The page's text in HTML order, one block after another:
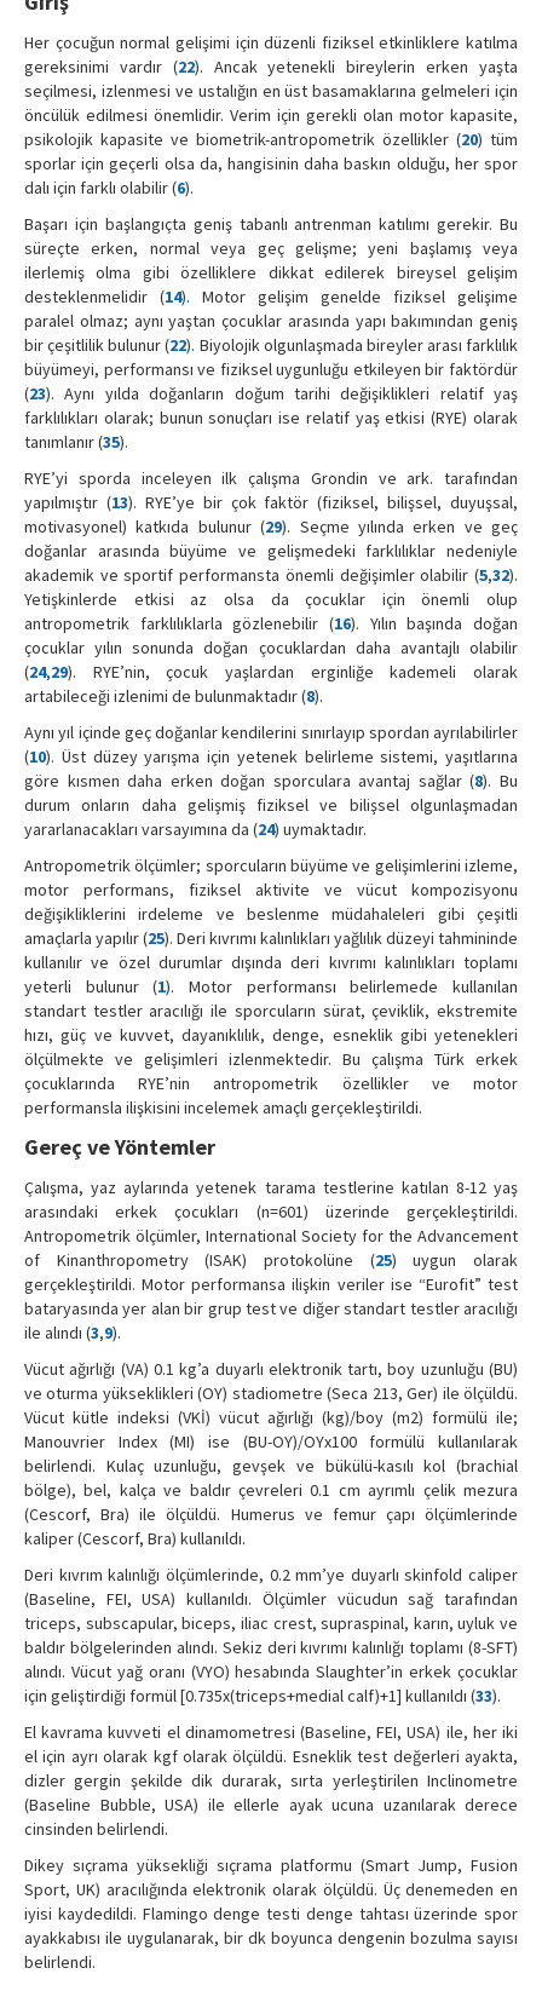
Her çocuğun normal gelişimi için düzenli fiziksel etkinliklere katılma
gereksinimi vardır (22). Ancak yetenekli bireylerin erken yaşta
seçilmesi, izlenmesi ve ustalığın en üst basamaklarına gelmeleri için
öncülük edilmesi önemlidir. Verim için gerekli olan motor kapasite,
psikolojik kapasite ve biometrik-antropometrik özellikler (20) tüm
sporlar için geçerli olsa da, hangisinin daha baskın olduğu, her spor
dalı için farklı olabilir (6).
Başarı için başlangıçta geniş tabanlı antrenman katılımı gerekir. Bu
süreçte erken, normal veya geç gelişme; yeni başlamış veya
ilerlemiş olma gibi özelliklere dikkat edilerek bireysel gelişim
desteklenmelidir (14). Motor gelişim genelde fiziksel gelişime
paralel olmaz; aynı yaştan çocuklar arasında yapı bakımından geniş
bir çeşitlilik bulunur (22). Biyolojik olgunlaşmada bireyler arası farklılık
büyümeyi, performansı ve fiziksel uygunluğu etkileyen bir faktördür
(23). Aynı yılda doğanların doğum tarihi değişiklikleri relatif yaş
farklılıkları olarak; bunun sonuçları ise relatif yaş etkisi (RYE) olarak
tanımlanır (35).
RYE’yi sporda inceleyen ilk çalışma Grondin ve ark. tarafından
yapılmıştır (13). RYE’ye bir çok faktör (fiziksel, bilişsel, duyuşsal,
motivasyonel) katkıda bulunur (29). Seçme yılında erken ve geç
doğanlar arasında büyüme ve gelişmedeki farklılıklar nedeniyle
akademik ve sportif performansta önemli değişimler olabilir (5,32).
Yetişkinlerde etkisi az olsa da çocuklar için önemli olup
antropometrik farklılıklarla gözlenebilir (16). Yılın başında doğan
çocuklar yılın sonunda doğan çocuklardan daha avantajlı olabilir
(24,29). RYE’nin, çocuk yaşlardan erginliğe kademeli olarak
artabileceği izlenimi de bulunmaktadır (8).
Aynı yıl içinde geç doğanlar kendilerini sınırlayıp spordan ayrılabilirler
(10). Üst düzey yarışma için yetenek belirleme sistemi, yaşıtlarına
göre kısmen daha erken doğan sporculara avantaj sağlar (8). Bu
durum onların daha gelişmiş fiziksel ve bilişsel olgunlaşmadan
yararlanacakları varsayımına da (24) uymaktadır.
Antropometrik ölçümler; sporcuların büyüme ve gelişimlerini izleme,
motor performans, fiziksel aktivite ve vücut kompozisyonu
değişikliklerini irdeleme ve beslenme müdahaleleri gibi çeşitli
amaçlarla yapılır (25). Deri kıvrımı kalınlıkları yağlılık düzeyi tahmininde
kullanılır ve özel durumlar dışında deri kıvrımı kalınlıkları toplamı
yeterli bulunur (1). Motor performansı belirlemede kullanılan
standart testler aracılığı ile sporcuların sürat, çeviklik, ekstremite
hızı, güç ve kuvvet, dayanıklılık, denge, esneklik gibi yetenekleri
ölçülmekte ve gelişimleri izlenmektedir. Bu çalışma Türk erkek
çocuklarında RYE’nin antropometrik özellikler ve motor
performansla ilişkisini incelemek amaçlı gerçekleştirildi.
Gereç ve Yöntemler
Çalışma, yaz aylarında yetenek tarama testlerine katılan 8-12 yaş
arasındaki erkek çocukları (n=601) üzerinde gerçekleştirildi.
Antropometrik ölçümler, International Society for the Advancement
of Kinanthropometry (ISAK) protokolüne (25) uygun olarak
gerçekleştirildi. Motor performansa ilişkin veriler ise “Eurofit” test
bataryasında yer alan bir grup test ve diğer standart testler aracılığı
ile alındı (3,9).
Vücut ağırlığı (VA) 0.1 kg’a duyarlı elektronik tartı, boy uzunluğu (BU)
ve oturma yükseklikleri (OY) stadiometre (Seca 213, Ger) ile ölçüldü.
Vücut kütle indeksi (VKİ) vücut ağırlığı (kg)/boy (m2) formülü ile;
Manouvrier Index (MI) ise (BU-OY)/OYx100 formülü kullanılarak
belirlendi. Kulaç uzunluğu, gevşek ve bükülü-kasılı kol (brachial
bölge), bel, kalça ve baldır çevreleri 0.1 cm ayrımlı çelik mezura
(Cescorf, Bra) ile ölçüldü. Humerus ve femur çapı ölçümlerinde
kaliper (Cescorf, Bra) kullanıldı.
Deri kıvrım kalınlığı ölçümlerinde, 0.2 mm’ye duyarlı skinfold caliper
(Baseline, FEI, USA) kullanıldı. Ölçümler vücudun sağ tarafından
triceps, subscapular, biceps, iliac crest, supraspinal, karın, uyluk ve
baldır bölgelerinden alındı. Sekiz deri kıvrımı kalınlığı toplamı (8-SFT)
alındı. Vücut yağ oranı (VYO) hesabında Slaughter’in erkek çocuklar
için geliştirdiği formül [0.735x(triceps+medial calf)+1] kullanıldı (33).
El kavrama kuvveti el dinamometresi (Baseline, FEI, USA) ile, her iki
el için ayrı olarak kgf olarak ölçüldü. Esneklik test değerleri ayakta,
dizler gergin şekilde dik durarak, sırta yerleştirilen Inclinometre
(Baseline Bubble, USA) ile ellerle ayak ucuna uzanılarak derece
cinsinden belirlendi.
Dikey sıçrama yüksekliği sıçrama platformu (Smart Jump, Fusion
Sport, UK) aracılığında elektronik olarak ölçüldü. Üç denemeden en
iyisi kaydedildi. Flamingo denge testi denge tahtası üzerinde spor
ayakkabısı ile uygulanarak, bir dk boyunca dengenin bozulma sayısı
belirlendi.